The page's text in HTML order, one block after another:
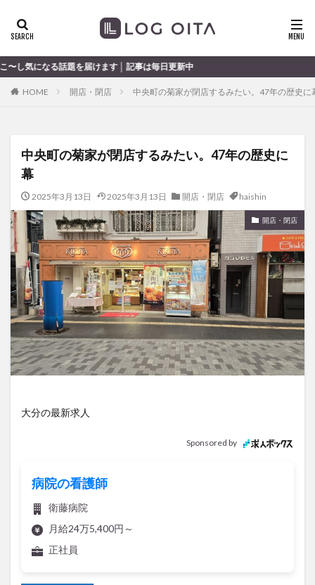
けます │ 記事は毎日更新中
HOME 開店・閉店 中央町の菊家が閉店するみたい。47年の歴史に
中央町の菊家が閉店するみたい。47年の歴史に
幕
2025年3月13日 2025年3月13日 開店・閉店 haishin
開店・閉店
大分の最新求人
Sponsored by
病院の看護師
衛藤病院
月給24万5,400円～
正社員
ディナー
haishin
haisin haisnin hasihin
hasishin
OPA
Paypay PR TOKIPO
TOYOTA
あじさい
いちご うみたまご
おでかけ
お土産
お弁当 かき氷
からあげ
くじゅう連山
ねとらぼ
ひまわり
ふるさと納税
まつり まとめ
みかん
むし湯
わさだタウン
わったん
アイススケート
アウトドア
アサイーボウル
アフリカンサファリ
アミュプラザおおいた
アレンジレシピ
アートプラザ
イタリア料理
ウクライナ
サイゼリヤ
サウナ
ジャマイカ料理
スタバ
チキンカレー
テイクアウト
トキハ本店